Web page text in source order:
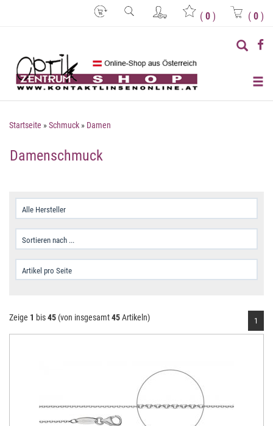
( 0 ) ( 0 )
Startseite »Schmuck » Damen
Damenschmuck
Zeige 1 bis45 (von insgesamt45Artikeln) 1